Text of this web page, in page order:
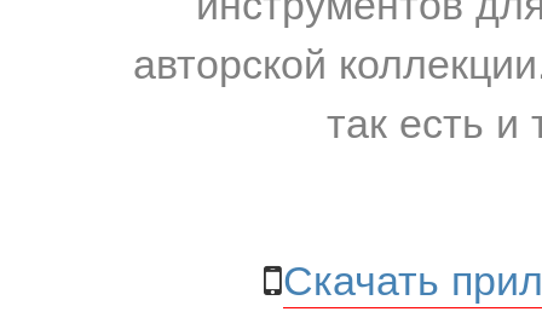
авторской
так есть и
Скачать